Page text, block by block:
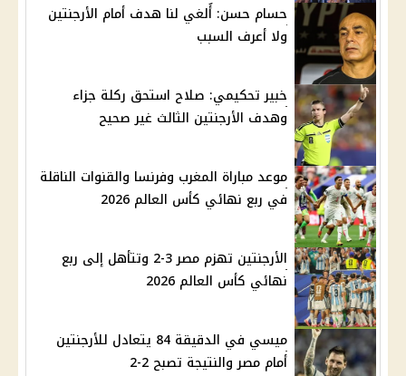
حسام حسن: أُلغي لنا هدف أمام الأرجنتين
ولا أعرف السبب
خبير تحكيمي: صلاح استحق ركلة جزاء
وهدف الأرجنتين الثالث غير صحيح
موعد مباراة المغرب وفرنسا والقنوات الناقلة
في ربع نهائي كأس العالم 2026
الأرجنتين تهزم مصر 3-2 وتتأهل إلى ربع
نهائي كأس العالم 2026
ميسي في الدقيقة 84 يتعادل للأرجنتين
أمام مصر والنتيجة تصبح 2-2